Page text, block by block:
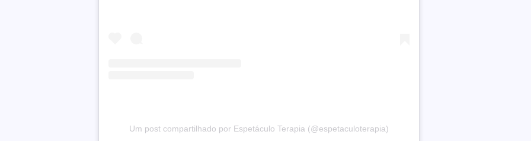
Um post compartilhado por Espetáculo Terapia (@espetaculoterapia)